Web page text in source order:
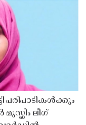
പരിപാടികൾക്കും
ലീഗ്